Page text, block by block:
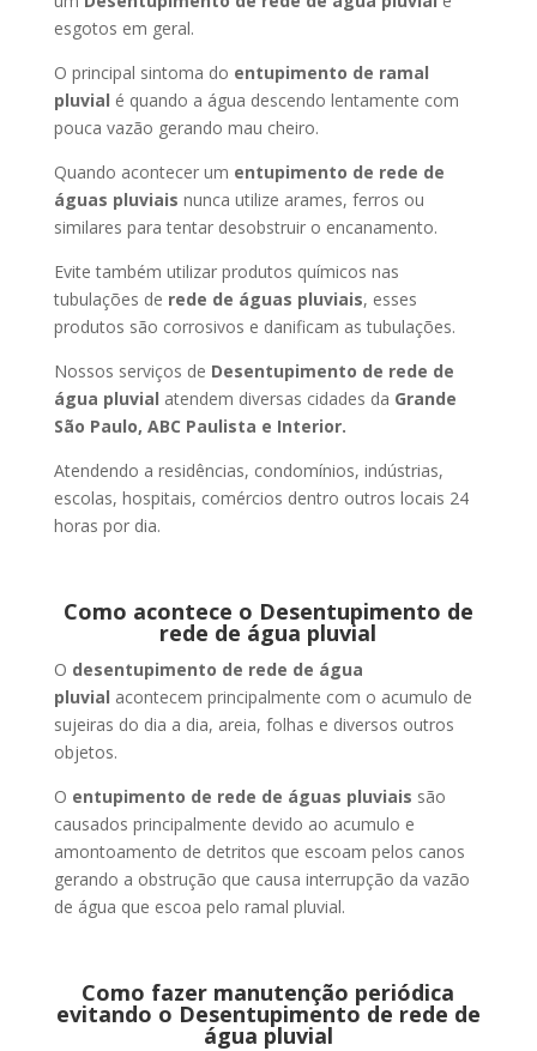
esgotos em geral.
O principal sintoma do entupimento de ramal
pluvial é quando a água descendo lentamente com
pouca vazão gerando mau cheiro.
Quando acontecer um entupimento de rede de
águas pluviais nunca utilize arames, ferros ou
similares para tentar desobstruir o encanamento.
Evite também utilizar produtos químicos nas
tubulações de rede de águas pluviais, esses
produtos são corrosivos e danificam as tubulações.
Nossos serviços de Desentupimento de rede de
água pluvial atendem diversas cidades da Grande
São Paulo, ABC Paulista e Interior.
Atendendo a residências, condomínios, indústrias,
escolas, hospitais, comércios dentro outros locais 24
horas por dia.
Como acontece o Desentupimento de
rede de água pluvial
O desentupimento de rede de água
pluvial acontecem principalmente com o acumulo de
sujeiras do dia a dia, areia, folhas e diversos outros
objetos.
O entupimento de rede de águas pluviais são
causados principalmente devido ao acumulo e
amontoamento de detritos que escoam pelos canos
gerando a obstrução que causa interrupção da vazão
de água que escoa pelo ramal pluvial.
Como fazer manutenção periódica
evitando o Desentupimento de rede de
água pluvial